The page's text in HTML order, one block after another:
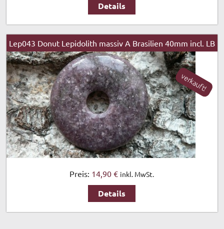
Details
Lep043 Donut Lepidolith massiv A Brasilien 40mm incl. LB
Preis: 14,90 € inkl. MwSt.
Details
verkauft!